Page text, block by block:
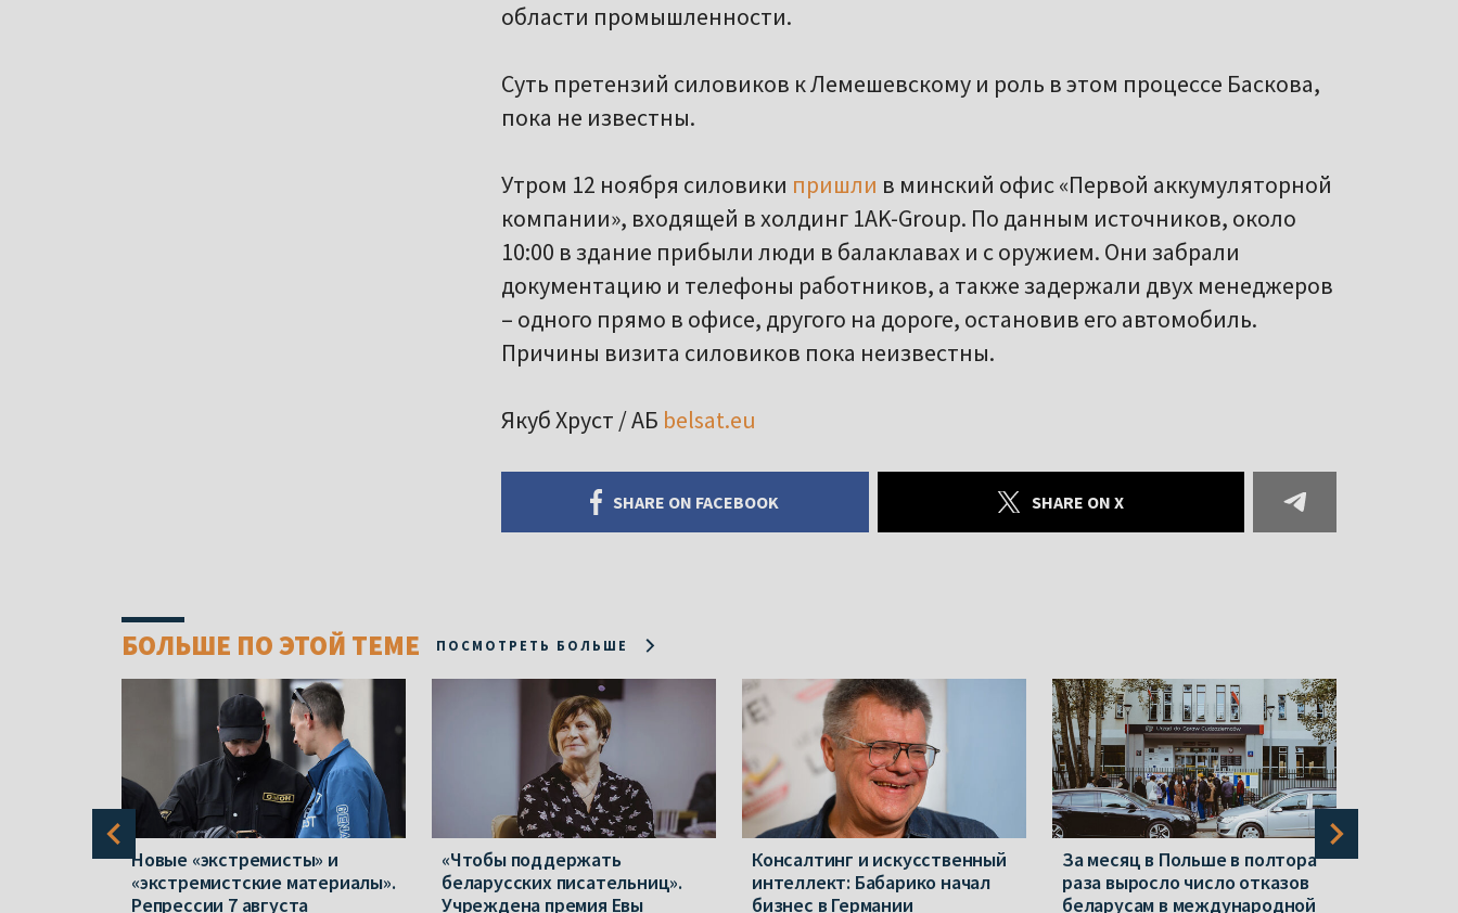
области промышленности.
Суть претензий силовиков к Лемешевскому и роль в этом процессе Баскова,
пока не известны.
Утром 12 ноября силовики пришли в минский офис «Первой аккумуляторной
компании», входящей в холдинг 1AK-Group. По данным источников, около
10:00 в здание прибыли люди в балаклавах и с оружием. Они забрали
документацию и телефоны работников, а также задержали двух менеджеров
– одного прямо в офисе, другого на дороге, остановив его автомобиль.
Причины визита силовиков пока неизвестны.
Якуб Хруст / АБ belsat.eu
SHARE ON FACEBOOK SHARE ON X
БОЛЬШЕ ПО ЭТОЙ ТЕМЕ ПОСМОТРЕТЬ БОЛЬШЕ
Новые «экстремисты» и
«экстремистские материалы».
Репрессии 7 августа
«Чтобы поддержать
беларусских писательниц».
Учреждена премия Евы
Консалтинг и искусственный
интеллект: Бабарико начал
бизнес в Германии
За месяц в Польше в полтора
раза выросло число отказов
беларусам в международной